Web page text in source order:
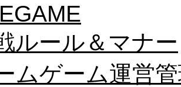
ルール＆マナー
ムゲーム運営